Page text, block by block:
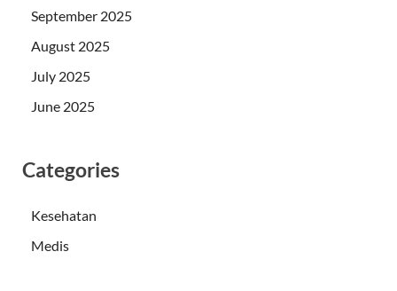
September 2025
August 2025
July 2025
June 2025
Categories
Kesehatan
Medis